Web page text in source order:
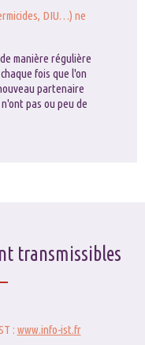
DIU…) ne
manière régulière
fois que l'on
partenaire
pas ou peu de
transmissibles
: www.info-ist.fr